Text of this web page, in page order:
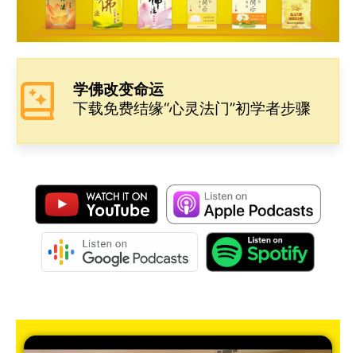
学佛改变命运
下载免费结缘“心灵法门”初学者步骤